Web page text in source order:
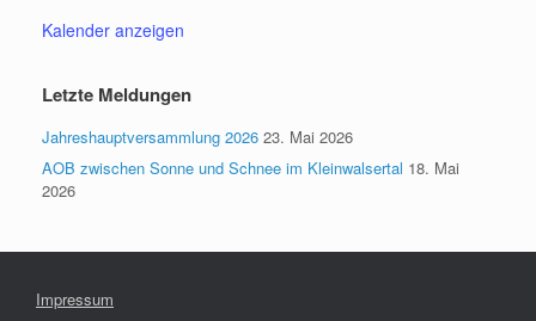
Kalender anzeigen
Letzte Meldungen
Jahreshauptversammlung 2026 23. Mai 2026
AOB zwischen Sonne und Schnee im Kleinwalsertal 18. Mai
2026
Impressum